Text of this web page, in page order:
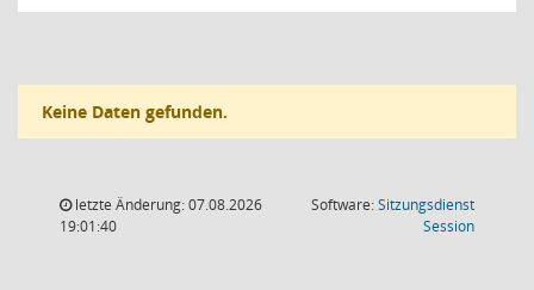
Keine Daten gefunden.
letzte Änderung: 07.08.2026
19:01:40
Software:Sitzungsdienst
Session(Wird in